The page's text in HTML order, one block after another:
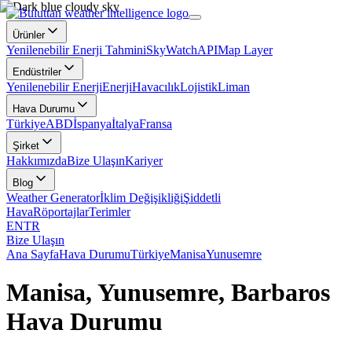
Ürünler
Yenilenebilir Enerji TahminiSkyWatchAPIMap Layer
Endüstriler
Yenilenebilir EnerjiEnerjiHavacılıkLojistikLiman
Hava Durumu
TürkiyeABDİspanyaİtalyaFransa
Şirket
HakkımızdaBize UlaşınKariyer
Blog
Weather Generatorİklim DeğişikliğiŞiddetli
HavaRöportajlarTerimler
ENTR
Bize Ulaşın
Ana SayfaHava DurumuTürkiyeManisaYunusemre
Manisa, Yunusemre, Barbaros
Hava Durumu